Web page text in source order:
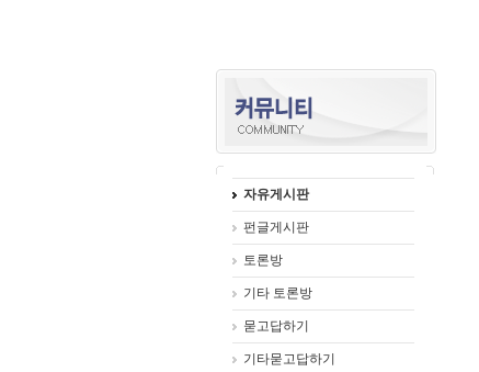
자유게시판
펀글게시판
토론방
기타 토론방
묻고답하기
기타묻고답하기